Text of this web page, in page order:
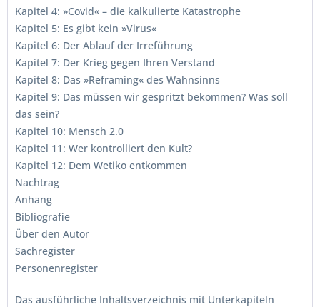
Kapitel 4: »Covid« – die kalkulierte Katastrophe
Kapitel 5: Es gibt kein »Virus«
Kapitel 6: Der Ablauf der Irreführung
Kapitel 7: Der Krieg gegen Ihren Verstand
Kapitel 8: Das »Reframing« des Wahnsinns
Kapitel 9: Das müssen wir gespritzt bekommen? Was soll
das sein?
Kapitel 10: Mensch 2.0
Kapitel 11: Wer kontrolliert den Kult?
Kapitel 12: Dem Wetiko entkommen
Nachtrag
Anhang
Bibliografie
Über den Autor
Sachregister
Personenregister
Das ausführliche Inhaltsverzeichnis mit Unterkapiteln